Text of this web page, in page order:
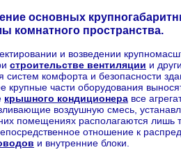
основных
комнатного пространства.
и возведении
строительстве вентиляции и
систем комфорта и безопасности
крупные части оборудования
крышного кондиционера все
воздушную смесь,
помещениях располагаются лишь
отношение к
и внутренние блоки.